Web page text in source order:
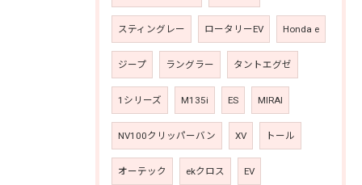
スティングレー ロータリーEV Honda e
ジープ ラングラー タントエグゼ
1シリーズ M135i ES MIRAI
NV100クリッパーバン XV トール
オーテック ekクロス EV